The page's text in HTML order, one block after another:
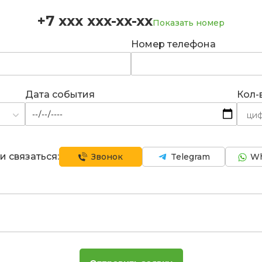
+7 xxx xxx-xx-xxПоказать номер
Номер телефона
Дата события Кол-
связаться: Звонок Telegram